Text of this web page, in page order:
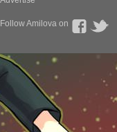
Follow Amilova on